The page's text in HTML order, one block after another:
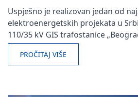
Uspješno je realizovan jedan od
elektroenergetskih projekata u
110/35 kV GIS trafostanice
PROČITAJ VIŠE